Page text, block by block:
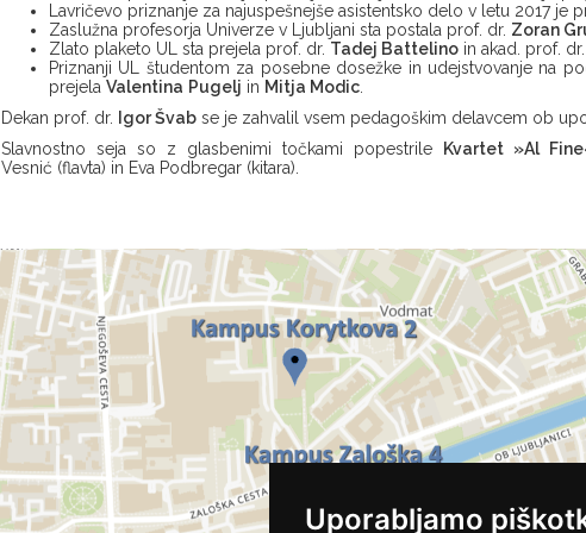
Uporabljamo
Lavričevo priznanje za najuspešnejše asistentsko delo v letu 2017 je
Zaslužna profesorja Univerze v Ljubljani sta postala prof. dr. Zoran
Zlato plaketo UL sta prejela prof. dr. Tadej Battelino in akad. prof. dr.
Priznanji UL študentom za posebne dosežke in udejstvovanje na
prejela Valentina Pugelj in Mitja Modic
Dekan prof. dr.
Igor Švab se je zahvalil vsem pedagoškim delavcem ob
Slavnostno seja so z glasbenimi točkami popestrile
Kvartet »Al
Vesnić (flavta) in Eva Podbregar (kitara).